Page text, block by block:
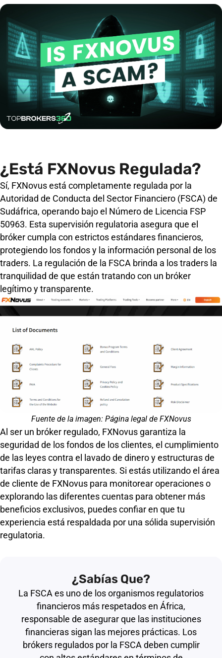
¿Está FXNovus Regulada?
Sí, FXNovus está completamente regulada por la
Autoridad de Conducta del Sector Financiero (FSCA) de
Sudáfrica, operando bajo el Número de Licencia FSP
50963. Esta supervisión regulatoria asegura que el
bróker cumpla con estrictos estándares financieros,
protegiendo los fondos y la información personal de los
traders. La regulación de la FSCA brinda a los traders la
tranquilidad de que están tratando con un bróker
legítimo y transparente.
Fuente de la imagen: Página legal de FXNovus
Al ser un bróker regulado, FXNovus garantiza la
seguridad de los fondos de los clientes, el cumplimiento
de las leyes contra el lavado de dinero y estructuras de
tarifas claras y transparentes. Si estás utilizando el área
de cliente de FXNovus para monitorear operaciones o
explorando las diferentes cuentas para obtener más
beneficios exclusivos, puedes confiar en que tu
experiencia está respaldada por una sólida supervisión
regulatoria.
¿Sabías Que?
La FSCA es uno de los organismos regulatorios
financieros más respetados en África,
responsable de asegurar que las instituciones
financieras sigan las mejores prácticas. Los
brókers regulados por la FSCA deben cumplir